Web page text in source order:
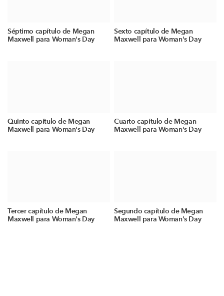
Séptimo capítulo de Megan
Maxwell para Woman's Day
Sexto capítulo de Megan
Maxwell para Woman's Day
Quinto capítulo de Megan
Maxwell para Woman's Day
Cuarto capítulo de Megan
Maxwell para Woman's Day
Tercer capítulo de Megan
Maxwell para Woman's Day
Segundo capítulo de Megan
Maxwell para Woman's Day